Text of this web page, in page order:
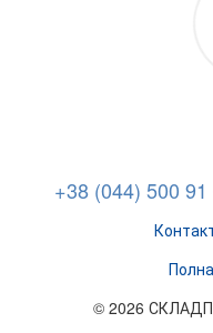
+38 (044) 500 91
© 2026